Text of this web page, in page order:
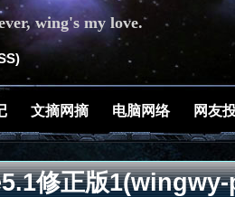
wing's my love.
文摘网摘 电脑网络 网友
修正版